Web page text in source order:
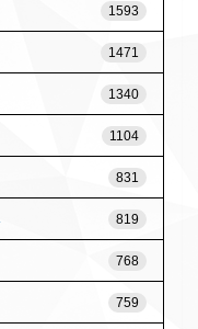
1593
1471
1340
1104
831
819
768
759